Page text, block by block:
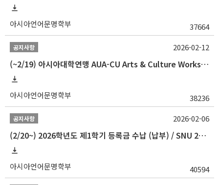
아시아언어문명학부 37664
공지사항
(~2/19) 아시아대학연맹 AUA-CU Arts & Culture Workshop Camp 2026 참가자 선발 안내
아시아언어문명학부 38236
2026-02-12
공지사항
(2/20~) 2026학년도 제1학기 등록금 수납 (납부) / SNU 26-1 Tuition fee payment notice
아시아언어문명학부 40594
2026-02-06